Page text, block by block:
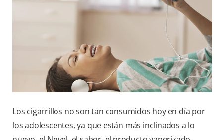
PROMOCIONES
NI (ES)
SUSCRÍBASE
Los cigarrillos no son tan consumidos hoy en día por
los adolescentes, ya que están más inclinados a lo